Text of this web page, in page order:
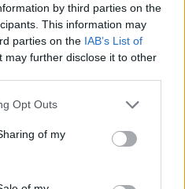
by third parties on the
This information may
parties on the IAB’s List of
may further disclose it to other
uses one or more Google
behaviour. You may click to
and its third-party tags to
purposes in below Google
Opt Outs
of my